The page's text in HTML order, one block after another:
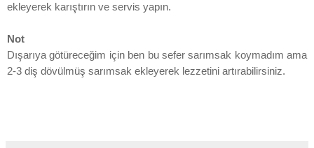
ekleyerek karıştırın ve servis yapın.
Not
Dışarıya götüreceğim için ben bu sefer sarımsak koymadım ama
2-3 diş dövülmüş sarımsak ekleyerek lezzetini artırabilirsiniz.